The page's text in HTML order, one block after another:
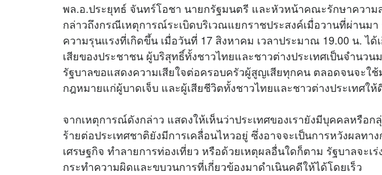
พล.อ.ประยุทธ์ จันทร์โอชา นายกรัฐมนตรี และหัวหน้าคณะรักษาความ
กล่าวถึงกรณีเหตุการณ์ระเบิดบริเวณแยกราชประสงค์เมื่อวานที่ผ่านม
ความรุนแรงที่เกิดขึ้น เมื่อวันที่ 17 สิงหาคม เวลาประมาณ 19.00 น. ไ
เสียของประชาชน ผู้บริสุทธิ์ทั้งชาวไทยและชาวต่างประเทศเป็นจำนวน
รัฐบาลขอแสดงความเสียใจต่อครอบครัวผู้สูญเสียทุกคน ตลอดจนจะใช้
กฎหมายแก่ผู้บาดเจ็บ และผู้เสียชีวิตทั้งชาวไทยและชาวต่างประเทศใ
จากเหตุการณ์ดังกล่าว แสดงให้เห็นว่าประเทศของเรายังมีบุคคลหรือ
ร้ายต่อประเทศชาติยังมีการเคลื่อนไหวอยู่ ซึ่งอาจจะเป็นการหวังผลทาง
เศรษฐกิจ ทำลายการท่องเที่ยว หรือด้วยเหตุผลอื่นใดก็ตาม รัฐบาลจะเ
กระทำความผิดและขบวนการที่เกี่ยวข้องมาดำเนินคดีให้ได้โดยเร็ว